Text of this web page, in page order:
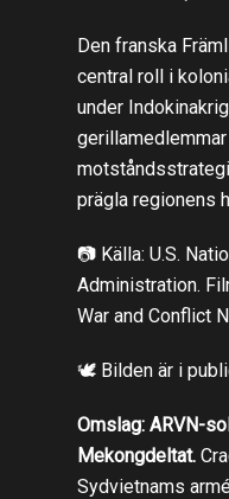
Den franska
central roll i
under
prägla regionens
📷 Källa: U.S.
Administration.
War and Conflict
🕊️ Bilden är i
Omslag: ARVN-
Mekongdeltat.
Sydvietnams